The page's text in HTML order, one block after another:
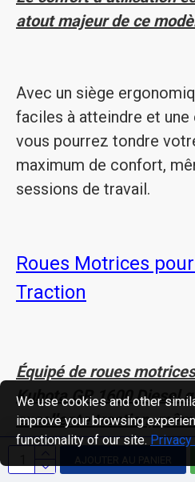
AJOUTER AU PANIER
atout majeur de ce
Avec un siège
faciles à atteindre et
vous pourrez tondre
maximum de confort,
sessions de travail.
Roues Motrices
Traction
Équipé de roues
Kubota GR 1600 Diesel
excellente traction,
difficiles ou humides.
We use cookies and other
improve your browsing
functionality of our site.